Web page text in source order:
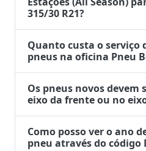
315/30 R21?
Quanto custa o serviço
pneus na oficina Pneu
Os pneus novos devem
eixo da frente ou no
Como posso ver o ano
pneu através do código